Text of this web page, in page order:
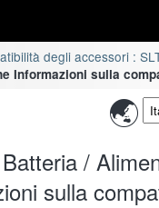
degli accessori :
Informazioni sulla
/
sulla